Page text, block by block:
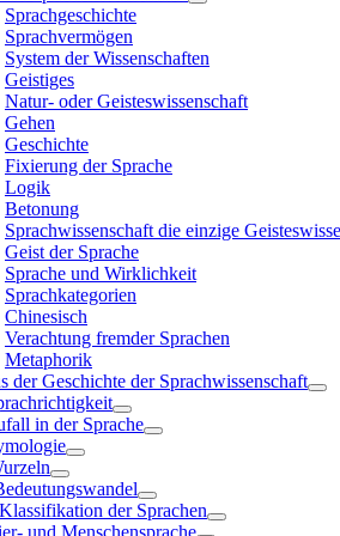
Sprachgeschichte
Sprachvermögen
System der Wissenschaften
Geistiges
Natur- oder Geisteswissenschaft
Gehen
Geschichte
Fixierung der Sprache
Logik
Betonung
Sprachwissenschaft die einzige
Geist der Sprache
Sprache und Wirklichkeit
Sprachkategorien
Chinesisch
Verachtung fremder Sprachen
Metaphorik
der Geschichte der Sprachwissenschaft
in der Sprache
der Sprachen
und Menschensprache